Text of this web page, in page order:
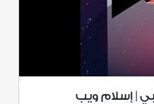
| إسلام ويب